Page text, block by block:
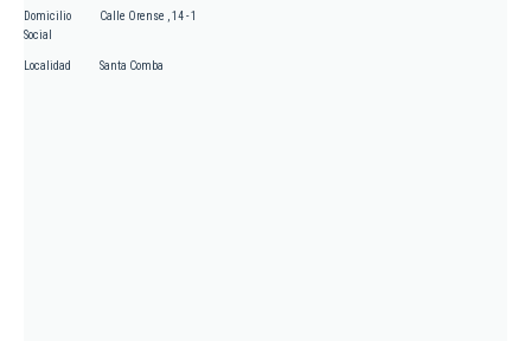
Domicilio
Social
Calle Orense , 14 - 1
Localidad Santa Comba